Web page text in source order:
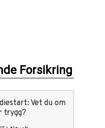
Forsikring
Vet du om
trygg?